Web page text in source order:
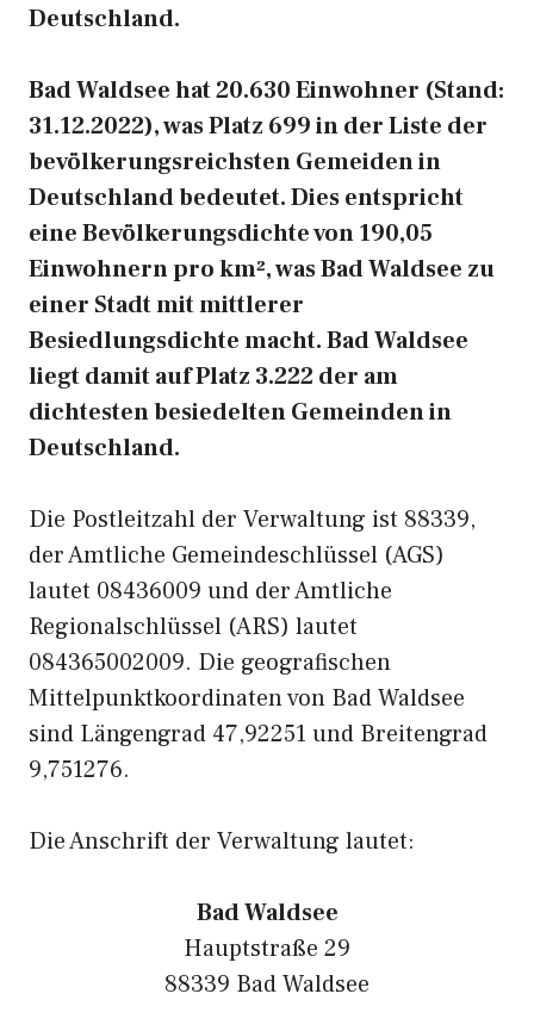
Deutschland.
Bad Waldsee hat 20.630 Einwohner (Stand:
31.12.2022), was Platz 699 in der Liste der
bevölkerungsreichsten Gemeiden in
Deutschland bedeutet. Dies entspricht
eine Bevölkerungsdichte von 190,05
Einwohnern pro km², was Bad Waldsee zu
einer Stadt mit mittlerer
Besiedlungsdichte macht. Bad Waldsee
liegt damit auf Platz 3.222 der am
dichtesten besiedelten Gemeinden in
Deutschland.
Die Postleitzahl der Verwaltung ist 88339,
der Amtliche Gemeindeschlüssel (AGS)
lautet 08436009 und der Amtliche
Regionalschlüssel (ARS) lautet
084365002009. Die geografischen
Mittelpunktkoordinaten von Bad Waldsee
sind Längengrad 47,92251 und Breitengrad
9,751276.
Die Anschrift der Verwaltung lautet:
Bad Waldsee
Hauptstraße 29
88339 Bad Waldsee